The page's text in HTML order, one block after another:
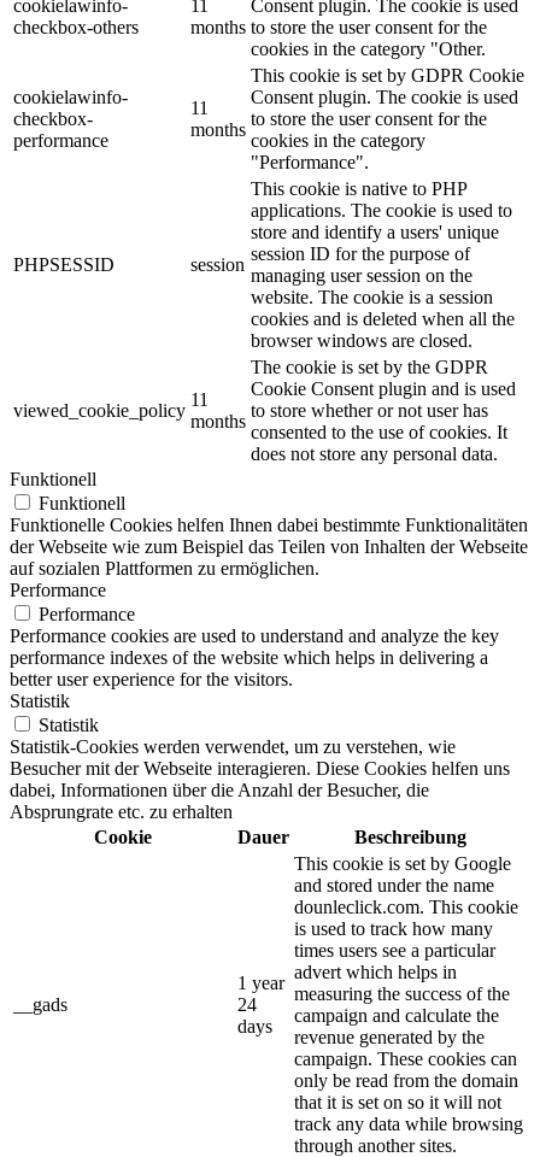
cookielawinfo-
checkbox-others
11
months
Consent plugin. The cookie is used
to store the user consent for the
cookies in the category "Other.
cookielawinfo-
checkbox-
performance
11
months
This cookie is set by GDPR Cookie
Consent plugin. The cookie is used
to store the user consent for the
cookies in the category
"Performance".
PHPSESSID session
This cookie is native to PHP
applications. The cookie is used to
store and identify a users' unique
session ID for the purpose of
managing user session on the
website. The cookie is a session
cookies and is deleted when all the
browser windows are closed.
viewed_cookie_policy
11
months
The cookie is set by the GDPR
Cookie Consent plugin and is used
to store whether or not user has
consented to the use of cookies. It
does not store any personal data.
Funktionell
Funktionell
Funktionelle Cookies helfen Ihnen dabei bestimmte Funktionalitäten
der Webseite wie zum Beispiel das Teilen von Inhalten der Webseite
auf sozialen Plattformen zu ermöglichen.
Performance
Performance
Performance cookies are used to understand and analyze the key
performance indexes of the website which helps in delivering a
better user experience for the visitors.
Statistik
Statistik
Statistik-Cookies werden verwendet, um zu verstehen, wie
Besucher mit der Webseite interagieren. Diese Cookies helfen uns
dabei, Informationen über die Anzahl der Besucher, die
Absprungrate etc. zu erhalten
Cookie
Dauer Beschreibung
__gads
1 year
24
days
This cookie is set by Google
and stored under the name
dounleclick.com. This cookie
is used to track how many
times users see a particular
advert which helps in
measuring the success of the
campaign and calculate the
revenue generated by the
campaign. These cookies can
only be read from the domain
that it is set on so it will not
track any data while browsing
through another sites.